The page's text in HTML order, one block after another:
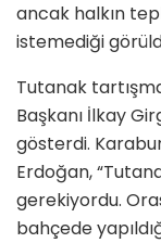
ancak halkın
istemediği
Tutanak
Başkanı İlkay
gösterdi.
Erdoğan,
gerekiyordu.
bahçede